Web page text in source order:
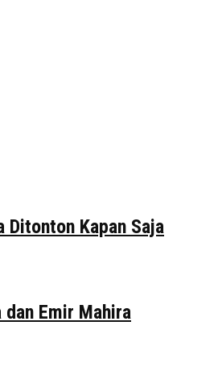
Ditonton Kapan Saja
Emir Mahira